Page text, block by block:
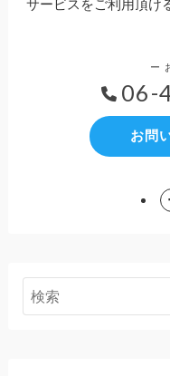
サービスをご利用頂け
06-
お問